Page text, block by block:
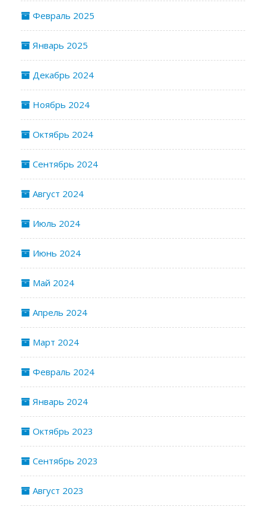
Февраль 2025
Январь 2025
Декабрь 2024
Ноябрь 2024
Октябрь 2024
Сентябрь 2024
Август 2024
Июль 2024
Июнь 2024
Май 2024
Апрель 2024
Март 2024
Февраль 2024
Январь 2024
Октябрь 2023
Сентябрь 2023
Август 2023